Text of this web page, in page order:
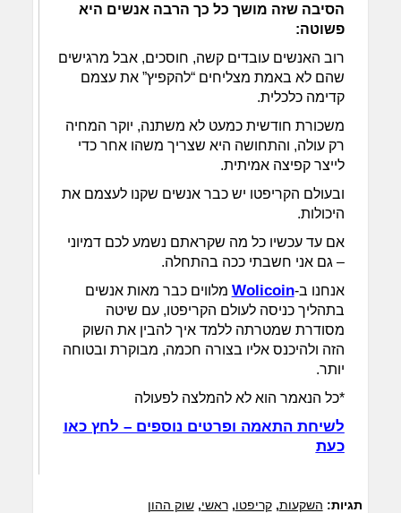
הסיבה שזה מושך כל כך הרבה אנשים היא
פשוטה:
רוב האנשים עובדים קשה, חוסכים, אבל מרגישים
שהם לא באמת מצליחים “להקפיץ” את עצמם
קדימה כלכלית.
משכורת חודשית כמעט לא משתנה, יוקר המחיה
רק עולה, והתחושה היא שצריך משהו אחר כדי
לייצר קפיצה אמיתית.
ובעולם הקריפטו יש כבר אנשים שקנו לעצמם את
היכולות.
אם עד עכשיו כל מה שקראתם נשמע לכם דמיוני
– גם אני חשבתי ככה בהתחלה.
אנחנו ב-Wolicoin מלווים כבר מאות אנשים
בתהליך כניסה לעולם הקריפטו, עם שיטה
מסודרת שמטרתה ללמד איך להבין את השוק
הזה ולהיכנס אליו בצורה חכמה, מבוקרת ובטוחה
יותר.
*כל הנאמר הוא לא להמלצה לפעולה
לשיחת התאמה ופרטים נוספים – לחץ כאו
כעת
תגיות: השקעות,קריפטו,ראשי,שוק ההון